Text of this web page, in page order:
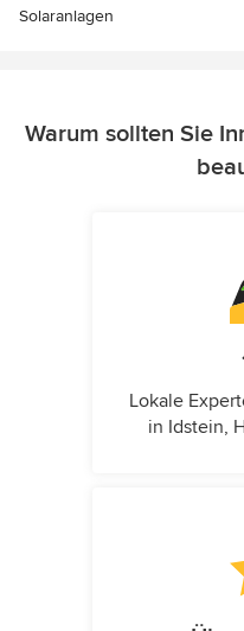
Solaranlagen
Warum sollten Sie
Lokale
in Idstein,